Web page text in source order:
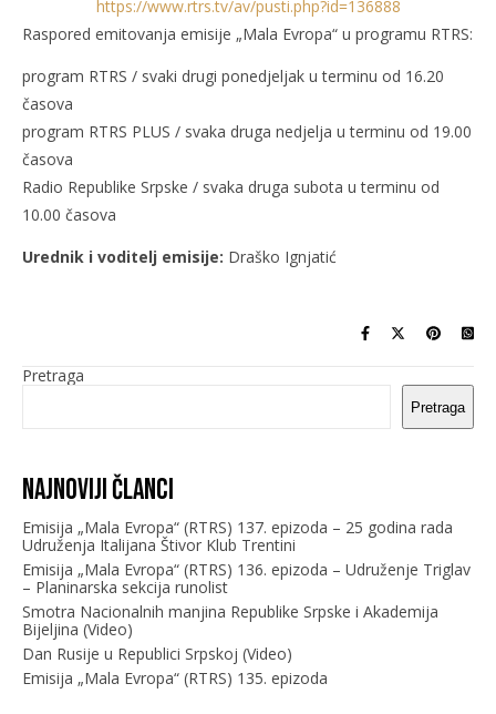
https://www.rtrs.tv/av/pusti.php?id=136888
Raspored emitovanja emisije „Mala Evropa“ u programu RTRS:
program RTRS / svaki drugi ponedjeljak u terminu od 16.20
časova
program RTRS PLUS / svaka druga nedjelja u terminu od 19.00
časova
Radio Republike Srpske / svaka druga subota u terminu od
10.00 časova
Urednik i voditelj emisije: Draško Ignjatić
Pretraga
Pretraga
Najnoviji članci
Emisija „Mala Evropa“ (RTRS) 137. epizoda – 25 godina rada
Udruženja Italijana Štivor Klub Trentini
Emisija „Mala Evropa“ (RTRS) 136. epizoda – Udruženje Triglav
– Planinarska sekcija runolist
Smotra Nacionalnih manjina Republike Srpske i Akademija
Bijeljina (Video)
Dan Rusije u Republici Srpskoj (Video)
Emisija „Mala Evropa“ (RTRS) 135. epizoda